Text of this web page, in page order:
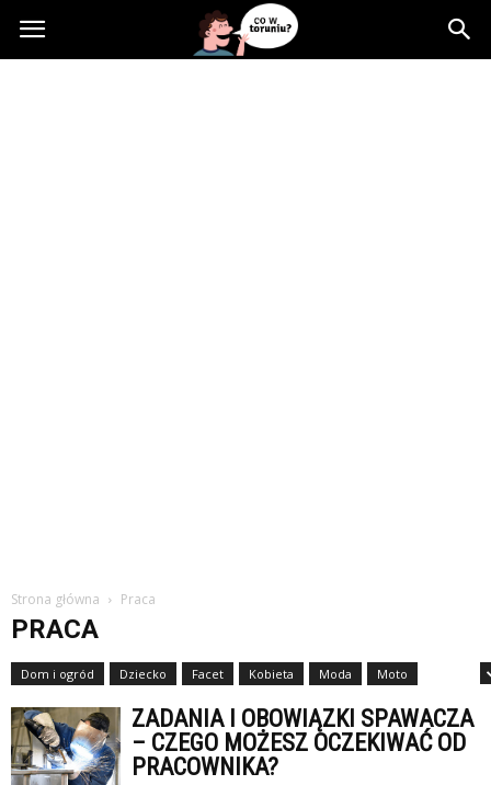
Cowtoruniu.pl
Strona główna Praca
PRACA
Dom i ogród Dziecko Facet Kobieta Moda
Moto
ZADANIA I OBOWIĄZKI SPAWACZA
– CZEGO MOŻESZ OCZEKIWAĆ OD
PRACOWNIKA?